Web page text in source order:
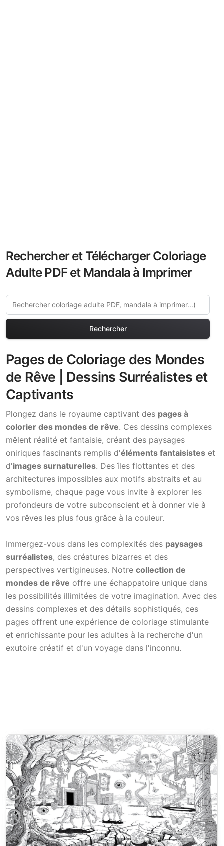
Rechercher et Télécharger Coloriage
Adulte PDF et Mandala à Imprimer
Rechercher
Pages de Coloriage des Mondes
de Rêve | Dessins Surréalistes et
Captivants
Plongez dans le royaume captivant des pages à
colorier des mondes de rêve. Ces dessins complexes
mêlent réalité et fantaisie, créant des paysages
oniriques fascinants remplis d'éléments fantaisistes et
d'images surnaturelles. Des îles flottantes et des
architectures impossibles aux motifs abstraits et au
symbolisme, chaque page vous invite à explorer les
profondeurs de votre subconscient et à donner vie à
vos rêves les plus fous grâce à la couleur.
Immergez-vous dans les complexités des paysages
surréalistes, des créatures bizarres et des
perspectives vertigineuses. Notre collection de
mondes de rêve offre une échappatoire unique dans
les possibilités illimitées de votre imagination. Avec des
dessins complexes et des détails sophistiqués, ces
pages offrent une expérience de coloriage stimulante
et enrichissante pour les adultes à la recherche d'un
exutoire créatif et d'un voyage dans l'inconnu.